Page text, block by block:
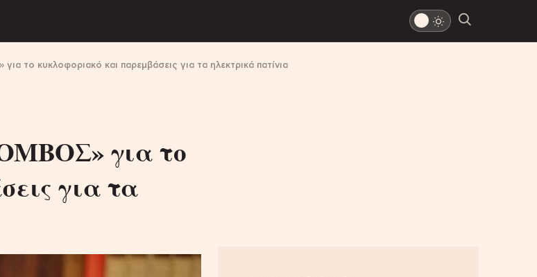
το κυκλοφοριακό και παρεμβάσεις για τα ηλεκτρικά πατίνια
για το
για τα